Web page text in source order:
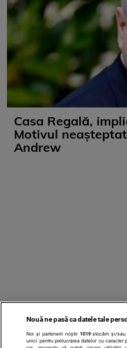
Casa Regală,
Motivul
Andrew
Nouă ne pasă ca datele tale
Noi și partenerii noștri 1019stocăm și/sau
unici pentru prelucrarea datelor cu